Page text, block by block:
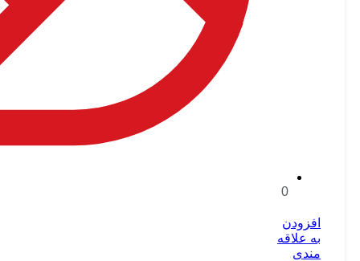
0
افزودن
به علاقه
مندی